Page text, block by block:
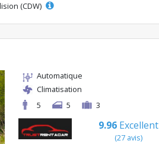
(CDW)
Automatique
Climatisation
5
5 3
9.96 Excellent
(27 avis)